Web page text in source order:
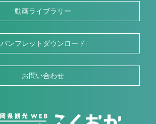
動画ライブラリー
パンフレットダウンロード
お問い合わせ